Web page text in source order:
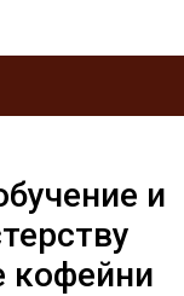
и
кофейни